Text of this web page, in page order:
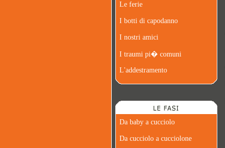
Le ferie
I botti di capodanno
I nostri amici
I traumi pi� comuni
L'addestramento
Da baby a cucciolo
Da cucciolo a cucciolone